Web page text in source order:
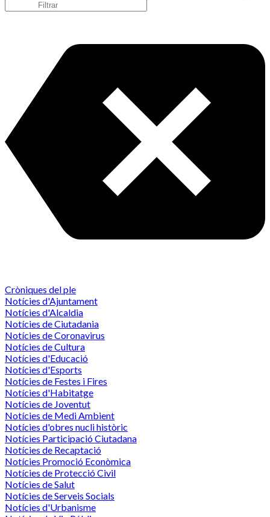
Cròniques del ple
Notícies d'Ajuntament
Notícies d'Alcaldia
Notícies de Ciutadania
Notícies de Coronavirus
Notícies de Cultura
Notícies d'Educació
Notícies d'Esports
Notícies de Festes i Fires
Notícies d'Habitatge
Notícies de Joventut
Notícies de Medi Ambient
Notícies d'obres nucli històric
Notícies Participació Ciutadana
Notícies de Recaptació
Notícies Promoció Econòmica
Notícies de Protecció Civil
Notícies de Salut
Notícies de Serveis Socials
Notícies d'Urbanisme